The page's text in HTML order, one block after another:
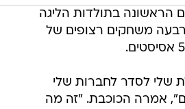
הראשונה בתולדות הליגה
משחקים רצופים של
שלי לסדר לחברות שלי
אמרה הכוכבת. "זה מה